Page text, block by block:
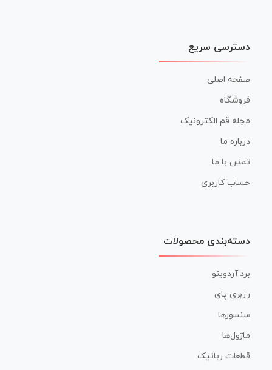
دسترسی سریع
صفحه اصلی
فروشگاه
مجله قم الکترونیک
درباره ما
تماس با ما
حساب کاربری
دسته‌بندی محصولات
برد آردوینو
رزبری پای
سنسورها
ماژول‌ها
قطعات رباتیک